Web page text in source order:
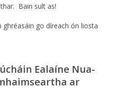
Bain sult as!
go díreach ón liosta
Ealaíne Nua-
ar